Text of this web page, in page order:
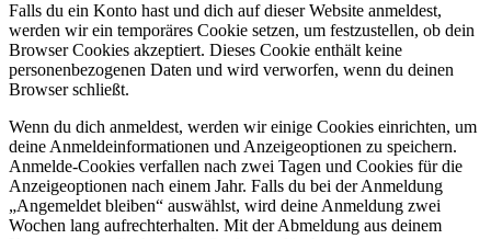
Falls du ein Konto hast und dich auf dieser Website anmeldest,
werden wir ein temporäres Cookie setzen, um festzustellen, ob dein
Browser Cookies akzeptiert. Dieses Cookie enthält keine
personenbezogenen Daten und wird verworfen, wenn du deinen
Browser schließt.
Wenn du dich anmeldest, werden wir einige Cookies einrichten, um
deine Anmeldeinformationen und Anzeigeoptionen zu speichern.
Anmelde-Cookies verfallen nach zwei Tagen und Cookies für die
Anzeigeoptionen nach einem Jahr. Falls du bei der Anmeldung
„Angemeldet bleiben“ auswählst, wird deine Anmeldung zwei
Wochen lang aufrechterhalten. Mit der Abmeldung aus deinem